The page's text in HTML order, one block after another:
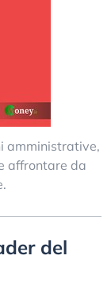
amministrative,
affrontare da
del